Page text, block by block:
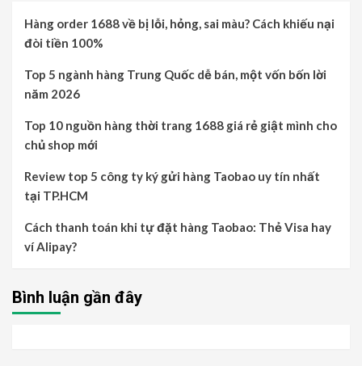
Hàng order 1688 về bị lỗi, hỏng, sai màu? Cách khiếu nại
đòi tiền 100%
Top 5 ngành hàng Trung Quốc dễ bán, một vốn bốn lời
năm 2026
Top 10 nguồn hàng thời trang 1688 giá rẻ giật mình cho
chủ shop mới
Review top 5 công ty ký gửi hàng Taobao uy tín nhất
tại TP.HCM
Cách thanh toán khi tự đặt hàng Taobao: Thẻ Visa hay
ví Alipay?
Bình luận gần đây